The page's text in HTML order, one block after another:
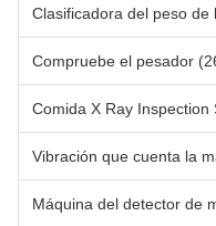
Clasificadora del peso
Compruebe el pesador
Comida X Ray Inspection
Vibración que cuenta la
Máquina del detector de